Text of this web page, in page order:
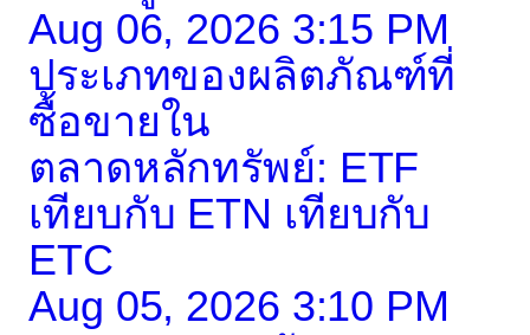
Aug 06, 2026 3:15 PM
ประเภทของผลิตภัณฑ์ที่
ซื้อขายใน
ตลาดหลักทรัพย์: ETF
เทียบกับ ETN เทียบกับ
ETC
Aug 05, 2026 3:10 PM